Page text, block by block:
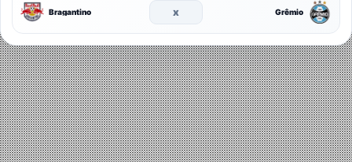
Bragantino x Grêmio